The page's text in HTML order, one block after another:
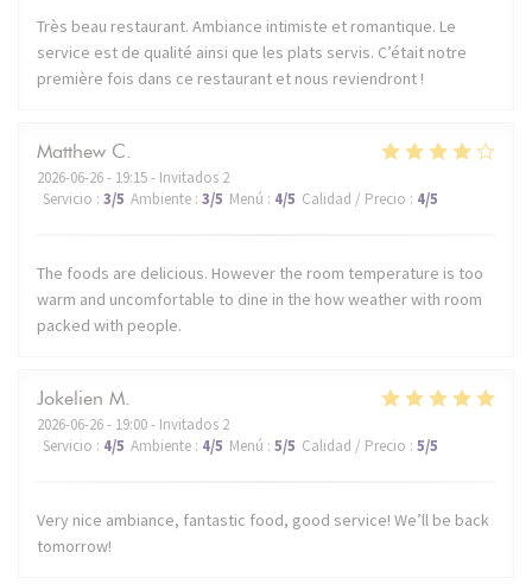
Très beau restaurant. Ambiance intimiste et romantique. Le
service est de qualité ainsi que les plats servis. C’était notre
première fois dans ce restaurant et nous reviendront !
Matthew C
2026-06-26- 19:15 - Invitados 2
Servicio : 3/5 Ambiente : 3/5 Menú : 4/5 Calidad / Precio : 4/5
The foods are delicious. However the room temperature is too
warm and uncomfortable to dine in the how weather with room
packed with people.
Jokelien M
2026-06-26- 19:00 - Invitados 2
Servicio : 4/5 Ambiente : 4/5 Menú : 5/5 Calidad / Precio : 5/5
Very nice ambiance, fantastic food, good service! We’ll be back
tomorrow!